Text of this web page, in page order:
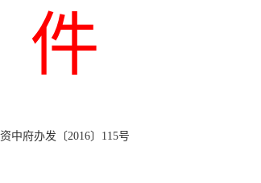
件
资中府办发〔2016〕 115号